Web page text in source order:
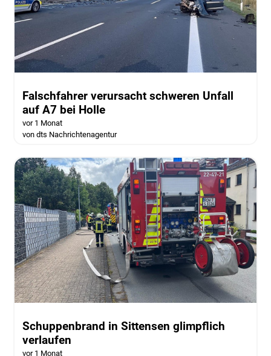
Falschfahrer verursacht schweren Unfall
auf A7 bei Holle
vor 1 Monat
von dts Nachrichtenagentur
Schuppenbrand in Sittensen glimpflich
verlaufen
vor 1 Monat